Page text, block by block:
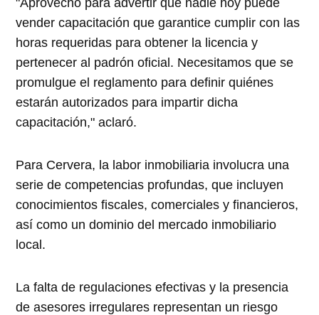
vender capacitación que garantice cumplir con las
horas requeridas para obtener la licencia y
pertenecer al padrón oficial. Necesitamos que se
promulgue el reglamento para definir quiénes
estarán autorizados para impartir dicha
capacitación," aclaró.
Para Cervera, la labor inmobiliaria involucra una
serie de competencias profundas, que incluyen
conocimientos fiscales, comerciales y financieros,
así como un dominio del mercado inmobiliario
local.
La falta de regulaciones efectivas y la presencia
de asesores irregulares representan un riesgo